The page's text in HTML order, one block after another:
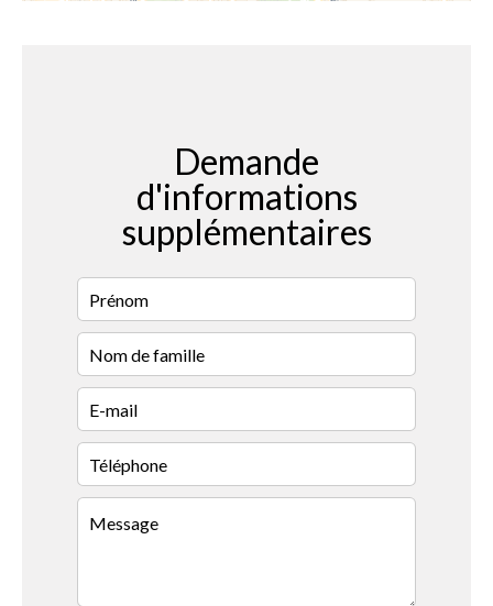
Demande
d'informations
supplémentaires